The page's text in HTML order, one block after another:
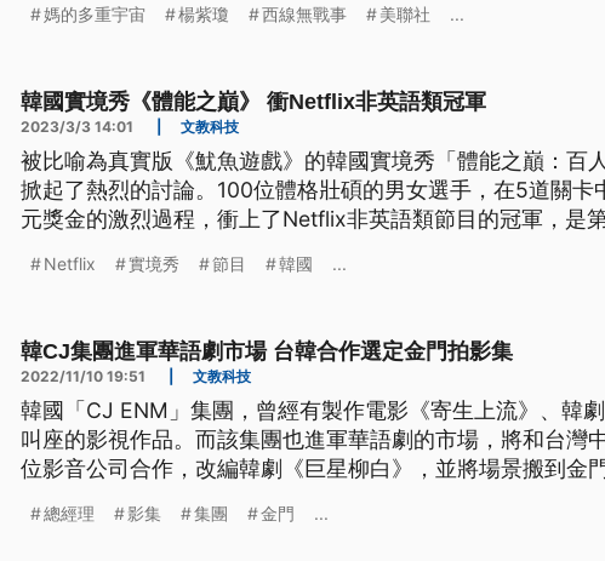
媽的多重宇宙 楊紫瓊 西線無戰事 美聯社 ...
韓國實境秀《體能之巔》 衝Netflix非英語類冠軍
2023/3/3 14:01 文教科技
被比喻為真實版《魷魚遊戲》的韓國實境秀「體能之巔：百
掀起了熱烈的討論。100位體格壯碩的男女選手，在5道關卡
元獎金的激烈過程，衝上了Netflix非英語類節目的冠軍，是
Netflix 實境秀 節目 韓國 ...
韓CJ集團進軍華語劇市場 台韓合作選定金門拍影集
2022/11/10 19:51 文教科技
韓國「CJ ENM」集團，曾經有製作電影《寄生上流》、韓
叫座的影視作品。而該集團也進軍華語劇的市場，將和台灣
位影音公司合作，改編韓劇《巨星柳白》，並將場景搬到金門
總經理 影集 集團 金門 ...